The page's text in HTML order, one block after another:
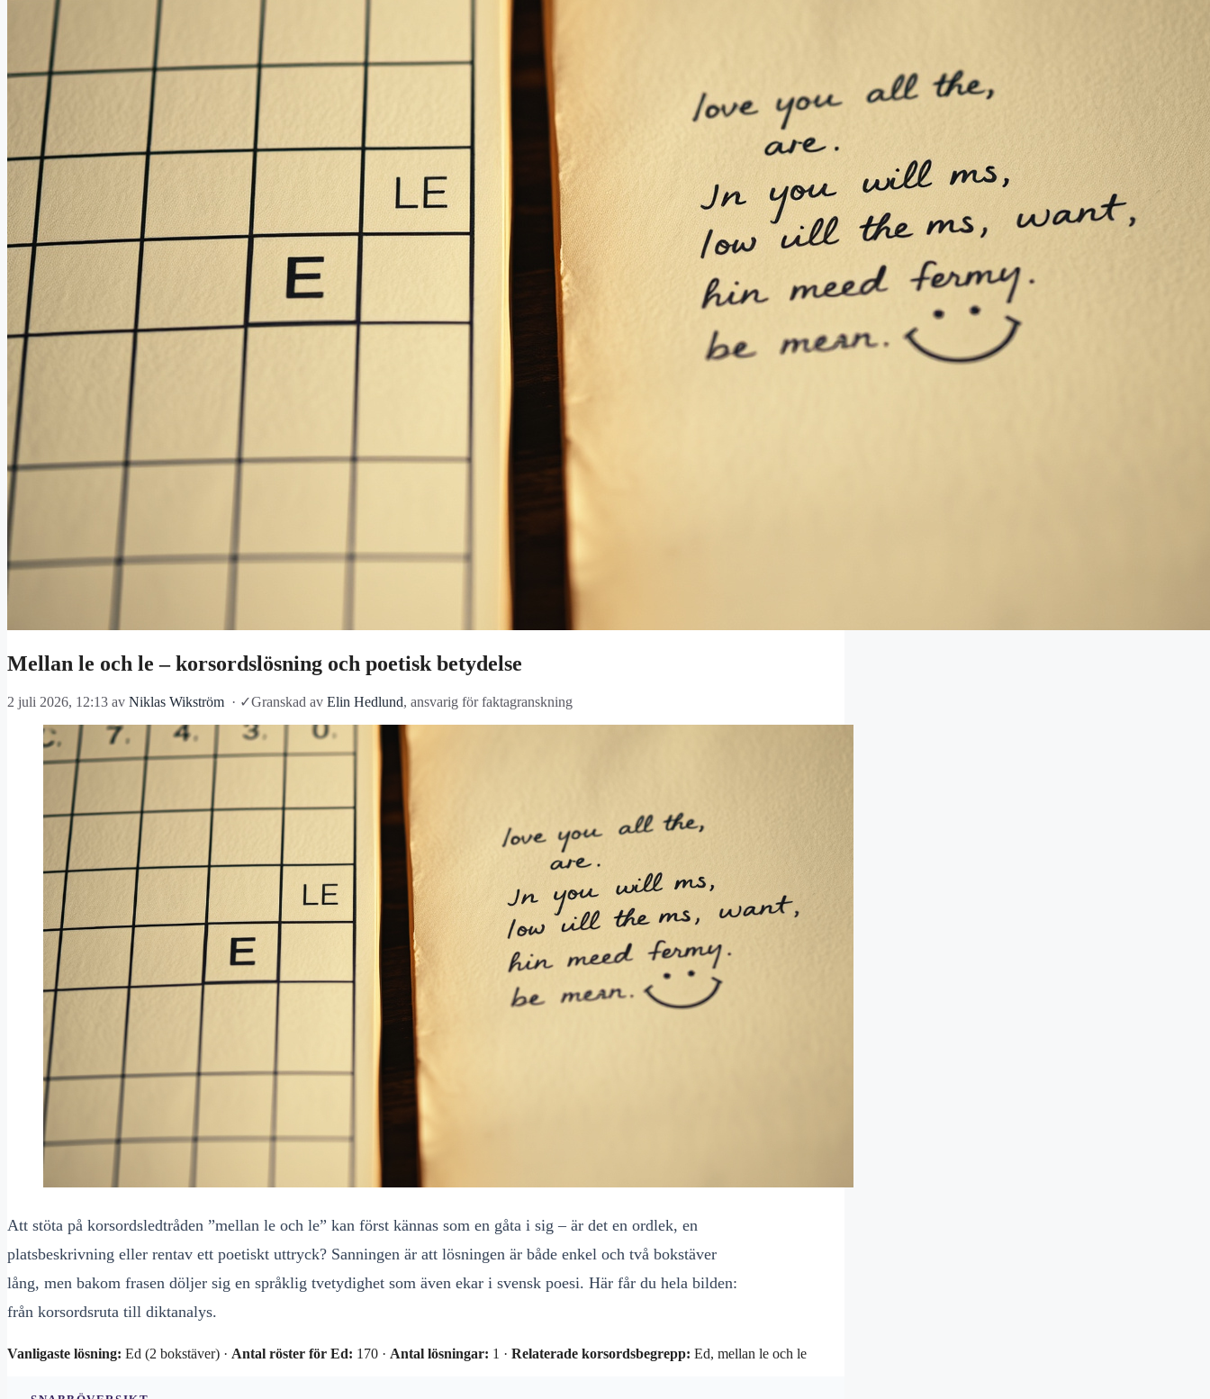
Mellan le och le – korsordslösning och poetisk betydelse
2 juli 2026, 12:13 av Niklas Wikström · ✓Granskad av Elin Hedlund, ansvarig för faktagranskning
Att stöta på korsordsledtråden ”mellan le och le” kan först kännas som en gåta i sig – är det en ordlek, en
platsbeskrivning eller rentav ett poetiskt uttryck? Sanningen är att lösningen är både enkel och två bokstäver
lång, men bakom frasen döljer sig en språklig tvetydighet som även ekar i svensk poesi. Här får du hela bilden:
från korsordsruta till diktanalys.
Vanligaste lösning: Ed (2 bokstäver) · Antal röster för Ed: 170 · Antal lösningar: 1 · Relaterade korsordsbegrepp: Ed, mellan le och le